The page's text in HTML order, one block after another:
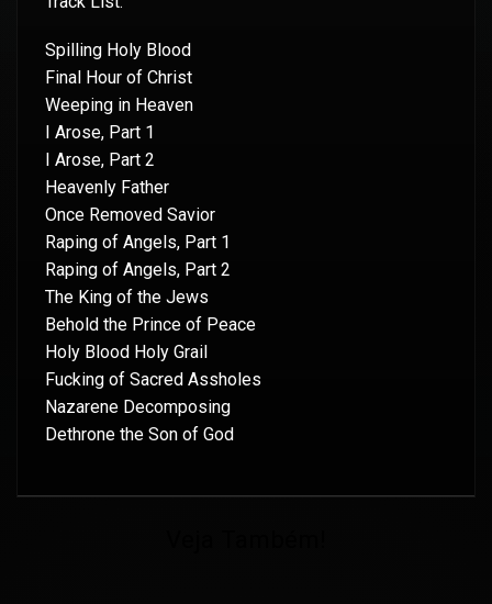
Spilling Holy Blood
Final Hour of Christ
Weeping in Heaven
I Arose, Part 1
I Arose, Part 2
Heavenly Father
Once Removed Savior
Raping of Angels, Part 1
Raping of Angels, Part 2
The King of the Jews
Behold the Prince of Peace
Holy Blood Holy Grail
Fucking of Sacred Assholes
Nazarene Decomposing
Dethrone the Son of God